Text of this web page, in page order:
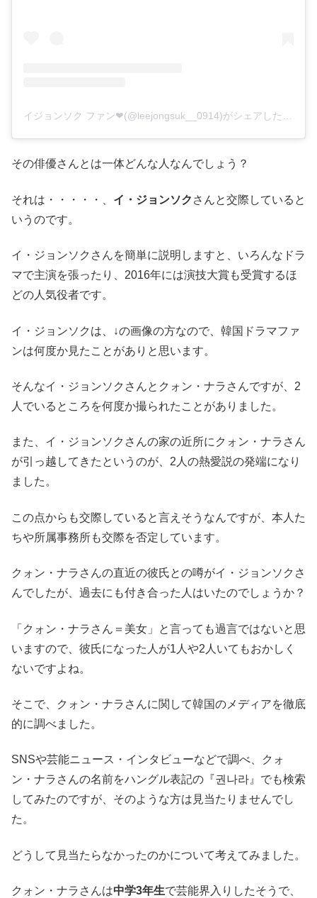
その俳優さんとは一体どんな人なんでしょう？
それは・・・・・、 イ・ジョンソク さんと交際していると
いうのです。
イ・ジョンソクさんを簡単に説明しますと、いろんなドラ
マで主演を張ったり、2016年には演技大賞も受賞するほ
どの人気役者です。
イ・ジョンソクは、↓の画像の方なので、韓国ドラマファ
ンは何度か見たことがありと思います。
そんなイ・ジョンソクさんとクォン・ナラさんですが、2
人でいるところを何度か撮られたことがありました。
また、イ・ジョンソクさんの家の近所にクォン・ナラさん
が引っ越してきたというのが、2人の熱愛説の発端になり
ました。
この点からも交際していると言えそうなんですが、本人た
ちや所属事務所も交際を否定しています。
クォン・ナラさんの直近の彼氏との噂がイ・ジョンソクさ
んでしたが、過去にも付き合った人はいたのでしょうか？
「クォン・ナラさん＝美女」と言っても過言ではないと思
いますので、彼氏になった人が1人や2人いてもおかしく
ないですよね。
そこで、クォン・ナラさんに関して韓国のメディアを徹底
的に調べました。
SNSや芸能ニュース・インタビューなどで調べ、クォ
ン・ナラさんの名前をハングル表記の『권나라』でも検索
してみたのですが、そのような方は見当たりませんでし
た。
どうして見当たらなかったのかについて考えてみました。
クォン・ナラさんは中学3年生で芸能界入りしたそうで、